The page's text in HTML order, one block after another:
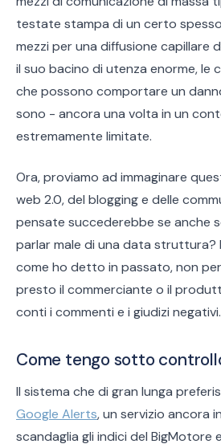
testate stampa di un certo
mezzi per una diffusione capillare
il suo bacino di utenza enorme, le
che possono comportare un
sono - ancora una volta in un
estremamente limitate.
Ora, proviamo ad immaginare
web 2.0, del blogging e delle
pensate succederebbe se anche
parlar male di una data struttura?
come ho detto in passato, non
presto il commerciante o il
conti i commenti e i giudizi negativi.
Come tengo sotto
Il sistema che di gran lunga
Google Alerts, un servizio ancora
scandaglia gli indici del BigMotore